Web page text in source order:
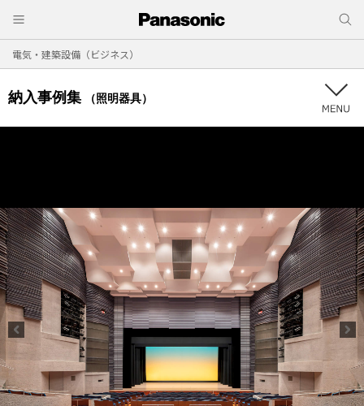
電気・建築設備（ビジネス）
納入事例集 （照明器具）